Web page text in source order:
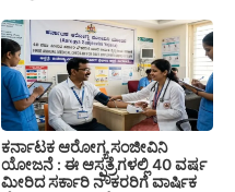
ಕರ್ನಾಟಕ ಆರೋಗ್ಯ ಸಂಜೀವಿನಿ
ಯೋಜನೆ : ಈ ಆಸ್ಪತ್ರೆಗಳಲ್ಲಿ 40 ವರ್ಷ
ಮೀರಿದ ಸರ್ಕಾರಿ ನೌಕರರಿಗೆ ವಾರ್ಷಿಕ